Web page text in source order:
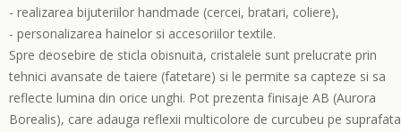
- realizarea bijuteriilor handmade (cercei, bratari, coliere),
- personalizarea hainelor si accesoriilor textile.
Spre deosebire de sticla obisnuita, cristalele sunt prelucrate prin
tehnici avansate de taiere (fatetare) si le permite sa capteze si sa
reflecte lumina din orice unghi. Pot prezenta finisaje AB (Aurora
Borealis), care adauga reflexii multicolore de curcubeu pe suprafata